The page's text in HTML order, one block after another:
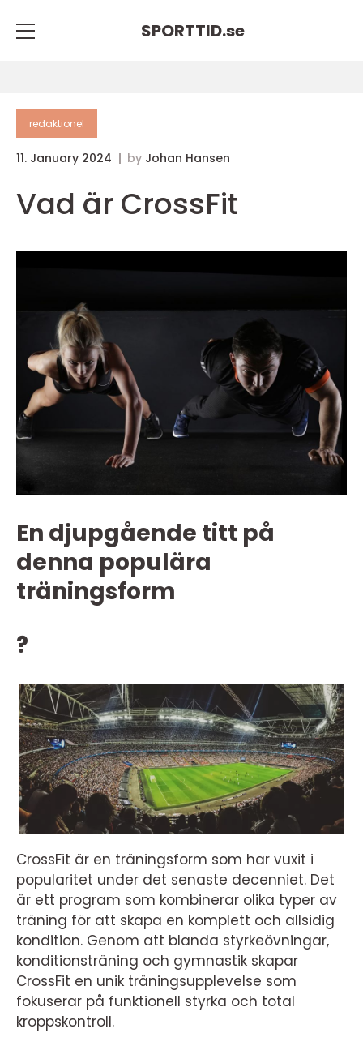
SPORTTID.se
redaktionel
11. January 2024 by Johan Hansen
Vad är CrossFit
En djupgående titt på
denna populära
träningsform
?
CrossFit är en träningsform som har vuxit i
popularitet under det senaste decenniet. Det
är ett program som kombinerar olika typer av
träning för att skapa en komplett och allsidig
kondition. Genom att blanda styrkeövningar,
konditionsträning och gymnastik skapar
CrossFit en unik träningsupplevelse som
fokuserar på funktionell styrka och total
kroppskontroll.